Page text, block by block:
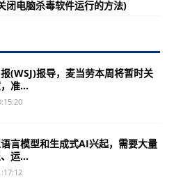
闭电脑杀毒软件运行的方法)
报导，麦当劳本周将暂时关
准...
模型和生成式AI兴起，需要大量
运...